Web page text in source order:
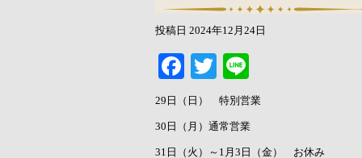
投稿日 2024年12月24日
Facebook
Twitter
29日（日） 特別営業
30日（月）通常営業
31日（火）～1月3日（金） お休み